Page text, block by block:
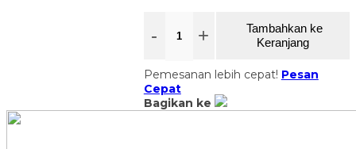
- +
Tambahkan ke
Keranjang
Pemesanan lebih cepat! Pesan
Cepat
Bagikan ke